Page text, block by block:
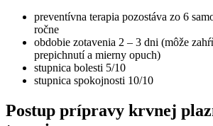
preventívna terapia pozostáva zo 6
ročne
obdobie zotavenia 2 – 3 dni (môže
prepichnutí a mierny opuch)
stupnica bolesti 5/10
stupnica spokojnosti 10/10
Postup prípravy krvnej